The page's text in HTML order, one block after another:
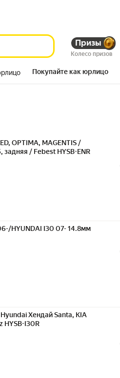
Призы
Колесо призов
Покупайте как юрлицо
OPTIMA, MAGENTIS /
задняя / Febest HYSB-ENR
HYUNDAI I30 07- 14.8мм
Хендай Santa, KIA
HYSB-I30R